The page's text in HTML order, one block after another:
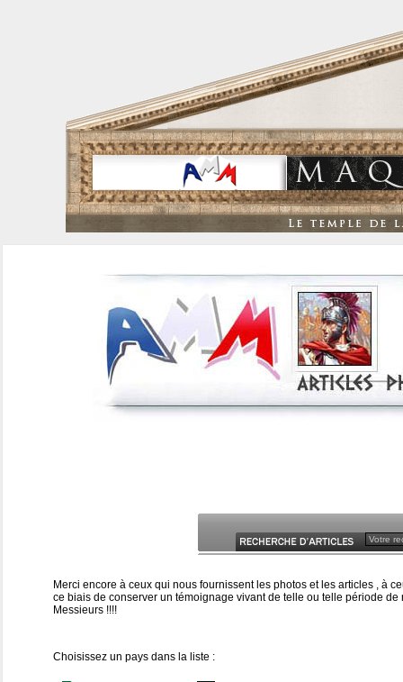
Merci encore à ceux qui nous fournissent les photos et les articles , à
ce biais de conserver un témoignage vivant de telle ou telle période
Messieurs !!!!
Choisissez un pays dans la liste :